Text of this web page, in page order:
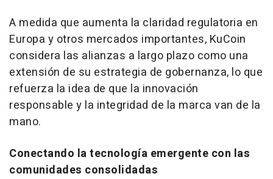
A medida que aumenta la claridad regulatoria en
Europa y otros mercados importantes, KuCoin
considera las alianzas a largo plazo como una
extensión de su estrategia de gobernanza, lo que
refuerza la idea de que la innovación
responsable y la integridad de la marca van de la
mano.
Conectando la tecnología emergente con las
comunidades consolidadas